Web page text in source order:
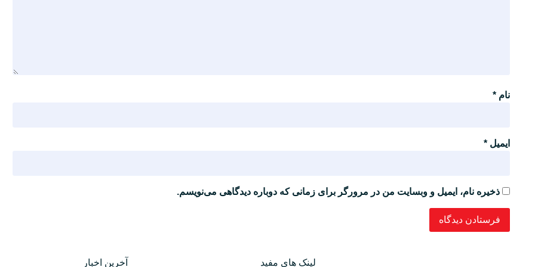
نام *
ایمیل *
ذخیره نام، ایمیل و وبسایت من در مرورگر برای زمانی که دوباره دیدگاهی می‌نویسم.
لینک های مفید آخرین اخبار